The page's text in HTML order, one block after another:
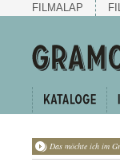
FILMALAP
Das möchte ich im